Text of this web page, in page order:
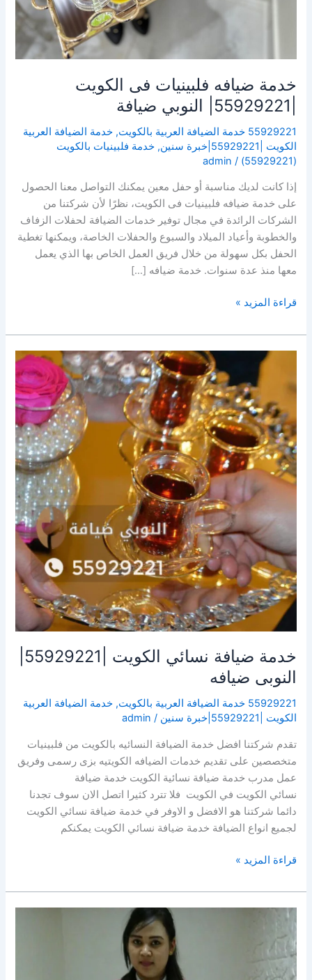
خدمة ضيافه فلبينيات فى الكويت
55929221 خدمة الضيافة العربية بالكويت ,خدمة الضيافة العربية
الكويت |55929221|خبرة سنين
,خدمة فلبينيات بالكويت
(55929221)
/
admin
إذا كانت لديك مناسبة أو حفل معين يمكنك التواصل معنا الحصول
على خدمة ضيافه فلبينيات فى الكويت، نظرًا لأن شركتنا من
الشركات الرائدة في مجال توفير خدمات الضيافة لحفلات الزفاف
والخطوبة وأعياد الميلاد والسبوع والحفلات الخاصة، ويمكنها تغطية
الحفل بكل سهولة من خلال فريق العمل الخاص بها الذي يعمل
معها منذ عدة سنوات. خدمة ضيافه […]
قراءة المزيد »
النوبى ضيافه
55929221 خدمة الضيافة العربية بالكويت ,خدمة الضيافة العربية
الكويت |55929221|خبرة سنين
/
admin
تقدم شركتنا افضل خدمة الضيافة النسائيه بالكويت من فلبينيات
متخصصين على تقديم خدمات الضيافه الكويتيه بزى رسمى وفريق
عمل مدرب خدمة ضيافة نسائية الكويت خدمة ضيافة
نسائي الكويت في الكويت فلا تترد كثيرا اتصل الان سوف تجدنا
دائما شركتنا هو الافضل و الاوفر في خدمة ضيافة نسائي الكويت
لجميع انواع الضيافة خدمة ضيافة نسائي الكويت يمكنكم
نسائي
الكويت
|55929221|
النوبى
ضيافه
قراءة المزيد »
خدمة
فلبينيات
بالكويت